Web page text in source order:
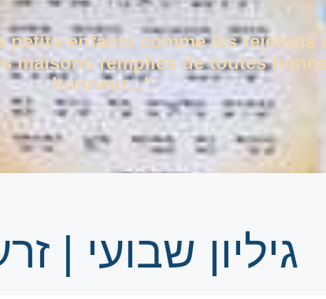
petits-enfants comme les
maisons remplies de toutes
honneur..."
גיליון שבועי |